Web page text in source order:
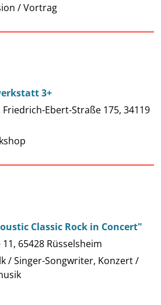
/ Vortrag
3+
Ebert-Straße 175, 34119
Classic Rock in Concert"
65428 Rüsselsheim
/ Singer-Songwriter, Konzert /